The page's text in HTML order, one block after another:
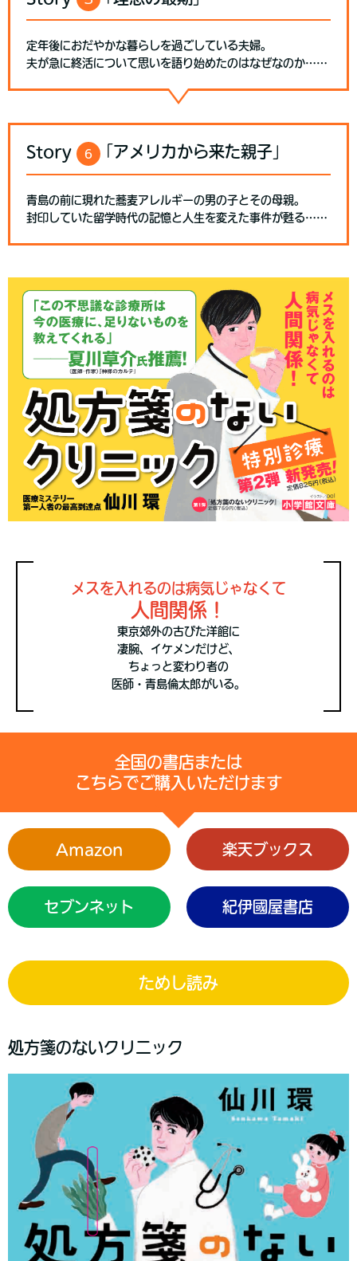
定年後におだやかな暮らしを過ごしている夫婦。
夫が急に終活について思いを語り始めたのはなぜなのか……
Story 6 ｢アメリカから来た親子｣
青島の前に現れた蕎麦アレルギーの男の子とその母親。
封印していた留学時代の記憶と人生を変えた事件が甦る……
メスを入れるのは病気じゃなくて
人間関係！
東京郊外の古びた洋館に
凄腕、イケメンだけど、
ちょっと変わり者の
医師・青島倫太郎がいる。
全国の書店または
こちらでご購入いただけます
Amazon 楽天ブックス
セブンネット 紀伊國屋書店
ためし読み
処方箋のないクリニック